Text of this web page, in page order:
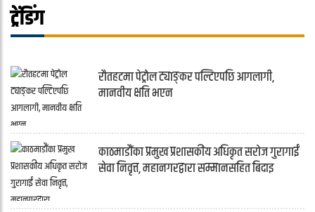
ट्रेंडिंग
रौतहटमा पेट्रोल ट्याङ्कर पल्टिएपछि आगलागी,
मानवीय क्षति भएन
काठमाडौंका प्रमुख प्रशासकीय अधिकृत सरोज गुरागाईं
सेवा निवृत्त, महानगरद्वारा सम्मानसहित बिदाइ